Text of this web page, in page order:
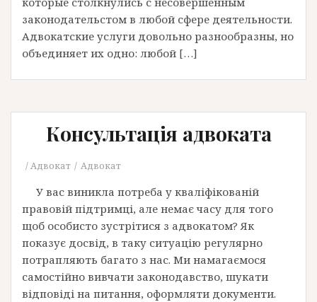
законодательстом в любой сфере деятельности.
Адвокатские услуги довольно разнообразны, но
объединяет их одно: любой […]
Консультація адвоката
Адвокат Адвокат
У вас виникла потреба у кваліфікованій
правовій підтримці, але немає часу для того
щоб особисто зустрітися з адвокатом? Як
показує досвід, в таку ситуацію регулярно
потрапляють багато з нас. Ми намагаємося
самостійно вивчати законодавство, шукати
відповіді на питання, оформляти документи.